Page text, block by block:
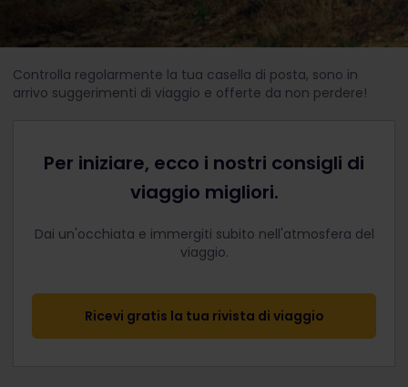
Controlla regolarmente la tua casella di posta, sono in
arrivo suggerimenti di viaggio e offerte da non perdere!
Per iniziare, ecco i nostri consigli di
viaggio migliori.
Dai un'occhiata e immergiti subito nell'atmosfera del
viaggio.
Ricevi gratis la tua rivista di viaggio